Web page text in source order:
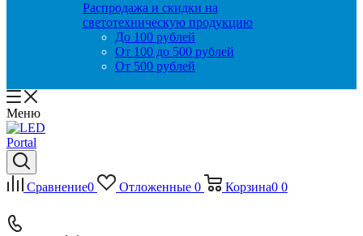
Распродажа и скидки на
светотехническую продукцию
До 100 рублей
От 100 до 500 рублей
От 500 рублей
Меню
Сравнение0 Отложенные 0 Корзина0 0